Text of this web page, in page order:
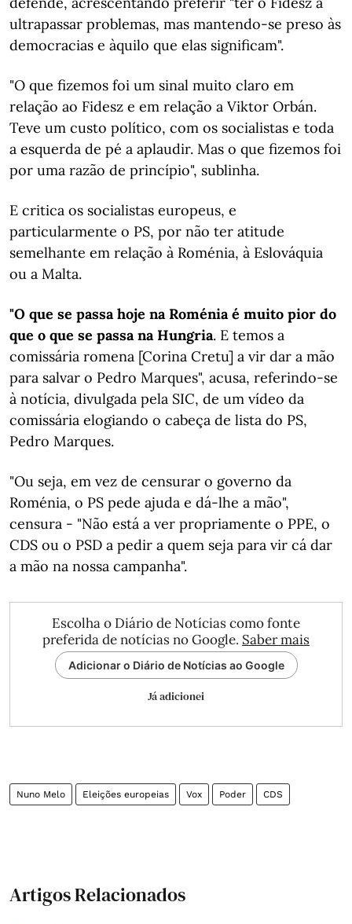
ultrapassar problemas, mas mantendo-se preso às
democracias e àquilo que elas significam".
"O que fizemos foi um sinal muito claro em
relação ao Fidesz e em relação a Viktor Orbán.
Teve um custo político, com os socialistas e toda
a esquerda de pé a aplaudir. Mas o que fizemos foi
por uma razão de princípio", sublinha.
E critica os socialistas europeus, e
particularmente o PS, por não ter atitude
semelhante em relação à Roménia, à Eslováquia
ou a Malta.
"O que se passa hoje na Roménia é muito pior do
que o que se passa na Hungria. E temos a
comissária romena [Corina Cretu] a vir dar a mão
para salvar o Pedro Marques", acusa, referindo-se
à notícia, divulgada pela SIC, de um vídeo da
comissária elogiando o cabeça de lista do PS,
Pedro Marques.
"Ou seja, em vez de censurar o governo da
Roménia, o PS pede ajuda e dá-lhe a mão",
censura - "Não está a ver propriamente o PPE, o
CDS ou o PSD a pedir a quem seja para vir cá dar
a mão na nossa campanha".
Escolha o Diário de Notícias como fonte
preferida de notícias no Google. Saber mais
Adicionar o Diário de Notícias ao Google
Já adicionei
Nuno Melo Eleições europeias Vox Poder CDS
Artigos Relacionados